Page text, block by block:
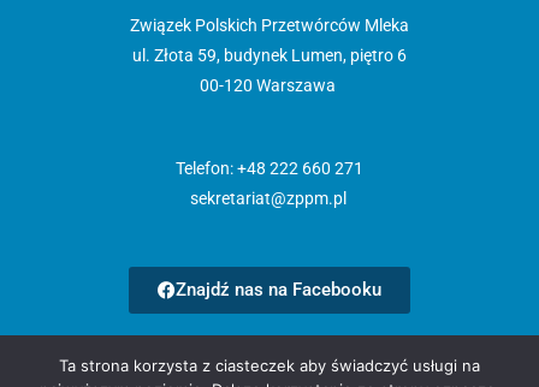
Związek Polskich Przetwórców Mleka
ul. Złota 59, budynek Lumen, piętro 6
00-120 Warszawa
Telefon: +48 222 660 271
sekretariat@zppm.pl
Znajdź nas na Facebooku
Aktualności
Ta strona korzysta z ciasteczek aby świadczyć usługi na